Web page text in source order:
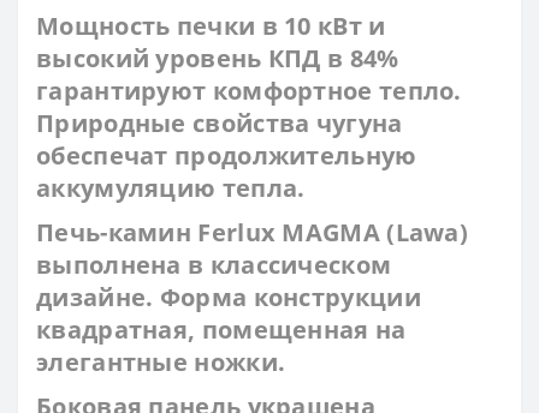
Мощность печки в 10 кВт и
высокий уровень КПД в 84%
гарантируют комфортное тепло.
Природные свойства чугуна
обеспечат продолжительную
аккумуляцию тепла.
Печь-камин Ferlux MAGMA (Lawa)
выполнена в классическом
дизайне. Форма конструкции
квадратная, помещенная на
элегантные ножки.
Боковая панель украшена